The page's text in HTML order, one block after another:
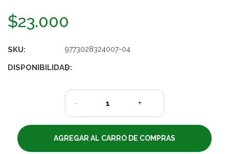
$23.000
SKU: 9773028324007-04
DISPONIBILIDAD:
5
- +